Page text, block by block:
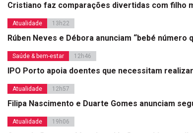
Cristiano faz comparações divertidas com filho
Atualidade 13h22
Rúben Neves e Débora anunciam “bebé número
Saúde & bem-estar 12h46
IPO Porto apoia doentes que necessitam
Atualidade 12h57
Filipa Nascimento e Duarte Gomes anunciam
Atualidade 19h06